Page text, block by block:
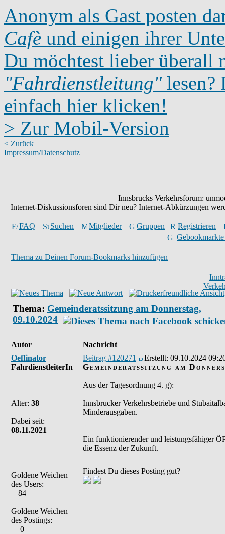
Anonym als Gast posten
Cafè und einigen ihrer
Du möchtest lieber überall
"Fahrdienstleitung"lesen?
einfach hier klicken!
> Zur Mobil-Version
< Zurück
Impressum/Datenschutz
Innsbrucks Verkehrsforum:
Internet-Diskussionsforen sind Dir neu? Internet-Abkürzungen
FAQ Suchen Mitglieder Gruppen
Registrieren
Thema zu Deinen Forum-Bookmarks hinzufügen
Thema: Gemeinderatssitzung am Donnerstag,
09.10.2024
Autor
Nachricht
Oeffinator
FahrdienstleiterIn
Alter: 38
Dabei seit:
08.11.2021
Goldene Weichen
des Users:
84
Goldene Weichen
des Postings:
0
Beitrag #120271 Erstellt: 09.10.2024
Gemeinderatssitzung am
Aus der Tagesordnung 4. g):
Innsbrucker Verkehrsbetriebe und
Minderausgaben.
Ein funktionierender und leistungsfähiger
die Essenz der Zukunft.
Findest Du dieses Posting gut?